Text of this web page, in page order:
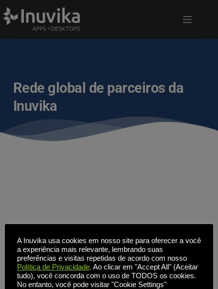
Rede global de parceiros da
Inuvika
A Inuvika usa cookies em nosso site para oferecer a você
a experiência mais relevante, lembrando suas
preferências e visitas repetidas de acordo com nosso
Política de Privacidade. Ao clicar em "Accept All" (Aceitar
tudo), você concorda com o uso de TODOS os cookies.
No entanto, você pode visitar "Cookie Settings"